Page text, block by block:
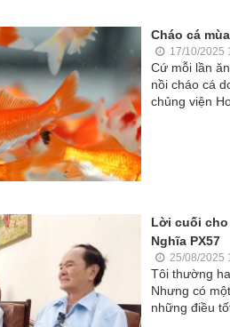
Cháo cá
17/10/2025
Cứ mỗi lần
nồi cháo cá
chủng viện
Lời cuối cho
Nghĩa PX57
25/08/2025
Tôi thường
Nhưng có
những điều